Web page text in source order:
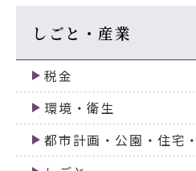
しごと・産業
税金
環境・衛生
都市計画・公園・住宅